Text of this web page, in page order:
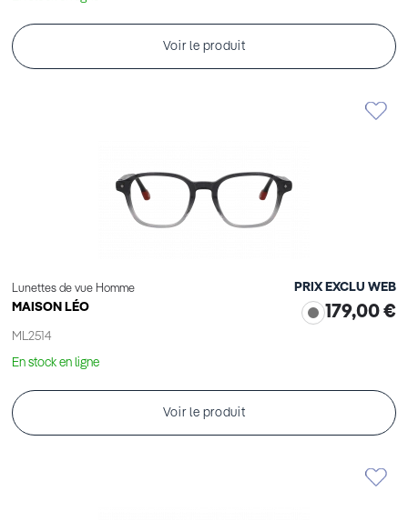
Voir le produit
Lunettes de vue Homme
MAISON LÉO
ML2514
PRIX EXCLU WEB
179,00 €
En stock en ligne
Voir le produit